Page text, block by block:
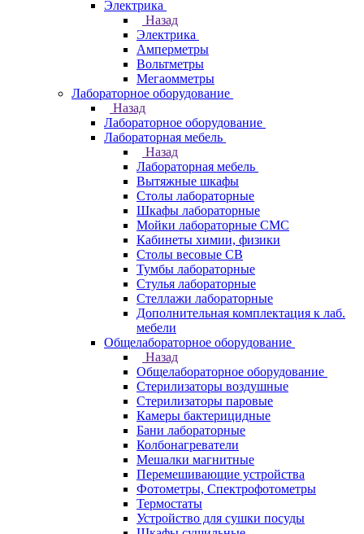
Электрика
Назад
Электрика
Амперметры
Вольтметры
Мегаомметры
Лабораторное оборудование
Назад
Лабораторное оборудование
Лабораторная мебель
Назад
Лабораторная мебель
Вытяжные шкафы
Столы лабораторные
Шкафы лабораторные
Мойки лабораторные СМС
Кабинеты химии, физики
Столы весовые СВ
Тумбы лабораторные
Стулья лабораторные
Стеллажи лабораторные
Дополнительная комплектация к лаб.
мебели
Общелабораторное оборудование
Назад
Общелабораторное оборудование
Стерилизаторы воздушные
Стерилизаторы паровые
Камеры бактерицидные
Бани лабораторные
Колбонагреватели
Мешалки магнитные
Перемешивающие устройства
Фотометры, Спектрофотометры
Термостаты
Устройство для сушки посуды